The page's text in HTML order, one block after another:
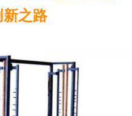
新之路